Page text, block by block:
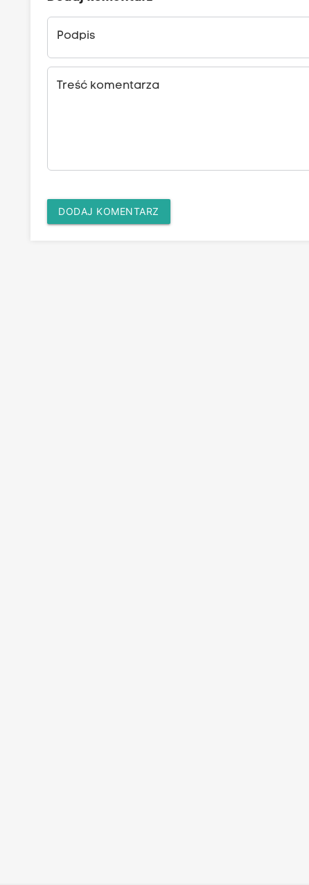
Podpis
Treść komentarza
DODAJ KOMENTARZ